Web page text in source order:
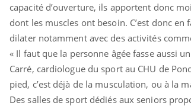
capacité d’ouverture, ils apportent donc
dont les muscles ont besoin. C’est donc
dilater notamment avec des activités
« Il faut que la personne âgée fasse aussi
Carré, cardiologue du sport au CHU de
pied, c’est déjà de la musculation, ou à la
Des salles de sport dédiés aux seniors